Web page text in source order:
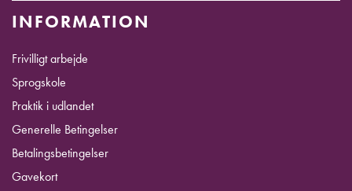
INFORMATION
Frivilligt arbejde
Sprogskole
Praktik i udlandet
Generelle Betingelser
Betalingsbetingelser
Gavekort